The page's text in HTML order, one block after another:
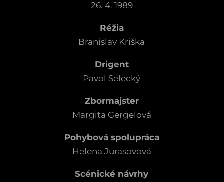
26. 4. 1989
Réžia
Branislav Kriška
Drigent
Pavol Selecký
Zbormajster
Margita Gergelová
Pohybová spolupráca
Helena Jurasovová
Scénické návrhy